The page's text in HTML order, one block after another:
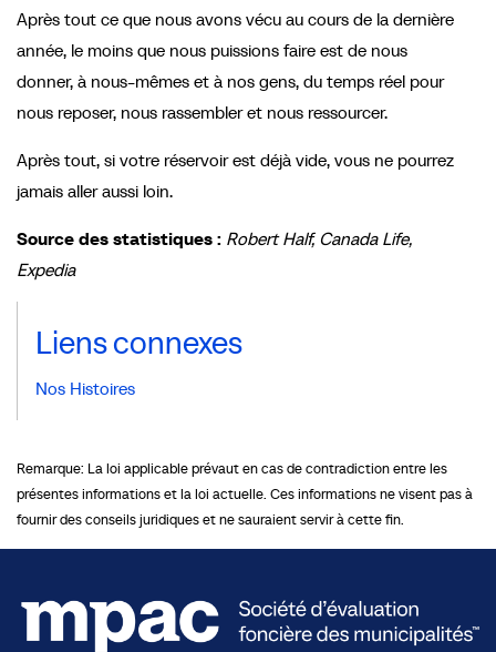
Après tout ce que nous avons vécu au cours de la dernière
année, le moins que nous puissions faire est de nous
donner, à nous-mêmes et à nos gens, du temps réel pour
nous reposer, nous rassembler et nous ressourcer.
Après tout, si votre réservoir est déjà vide, vous ne pourrez
jamais aller aussi loin.
Source des statistiques : Robert Half, Canada Life,
Expedia
Liens connexes
Nos Histoires
Remarque: La loi applicable prévaut en cas de contradiction entre les
présentes informations et la loi actuelle. Ces informations ne visent pas à
fournir des conseils juridiques et ne sauraient servir à cette fin.